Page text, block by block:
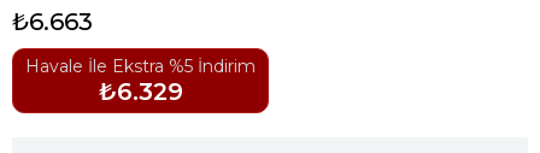
₺6.663
Havale İle Ekstra %5 İndirim
₺6.329